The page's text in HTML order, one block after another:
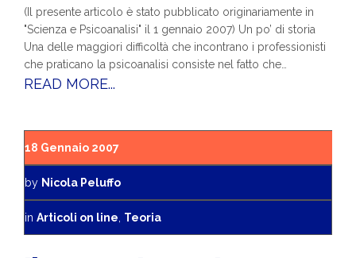
(Il presente articolo è stato pubblicato originariamente in
"Scienza e Psicoanalisi" il 1 gennaio 2007) Un po’ di storia
Una delle maggiori difficoltà che incontrano i professionisti
che praticano la psicoanalisi consiste nel fatto che…
READ MORE...
18 Gennaio 2007
by Nicola Peluffo
in Articoli on line Teoria